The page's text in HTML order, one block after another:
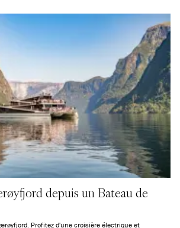
depuis un Bateau de
Profitez d'une croisière électrique et